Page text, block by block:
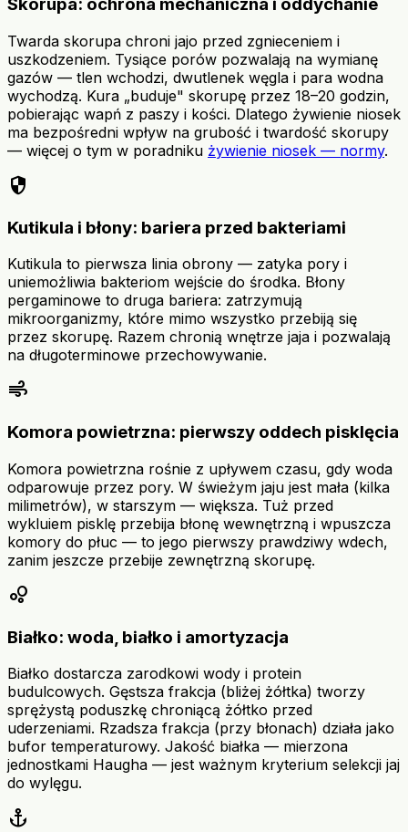
Skorupa: ochrona mechaniczna i oddychanie
Twarda skorupa chroni jajo przed zgnieceniem i
uszkodzeniem. Tysiące porów pozwalają na wymianę
gazów — tlen wchodzi, dwutlenek węgla i para wodna
wychodzą. Kura „buduje" skorupę przez 18–20 godzin,
pobierając wapń z paszy i kości. Dlatego żywienie niosek
ma bezpośredni wpływ na grubość i twardość skorupy
— więcej o tym w poradniku żywienie niosek — normy.
security
Kutikula i błony: bariera przed bakteriami
Kutikula to pierwsza linia obrony — zatyka pory i
uniemożliwia bakteriom wejście do środka. Błony
pergaminowe to druga bariera: zatrzymują
mikroorganizmy, które mimo wszystko przebiją się
przez skorupę. Razem chronią wnętrze jaja i pozwalają
na długoterminowe przechowywanie.
air
Komora powietrzna: pierwszy oddech pisklęcia
Komora powietrzna rośnie z upływem czasu, gdy woda
odparowuje przez pory. W świeżym jaju jest mała (kilka
milimetrów), w starszym — większa. Tuż przed
wykluiem pisklę przebija błonę wewnętrzną i wpuszcza
komory do płuc — to jego pierwszy prawdziwy wdech,
zanim jeszcze przebije zewnętrzną skorupę.
bubble_chart
Białko: woda, białko i amortyzacja
Białko dostarcza zarodkowi wody i protein
budulcowych. Gęstsza frakcja (bliżej żółtka) tworzy
sprężystą poduszkę chroniącą żółtko przed
uderzeniami. Rzadsza frakcja (przy błonach) działa jako
bufor temperaturowy. Jakość białka — mierzona
jednostkami Haugha — jest ważnym kryterium selekcji jaj
do wylęgu.
anchor